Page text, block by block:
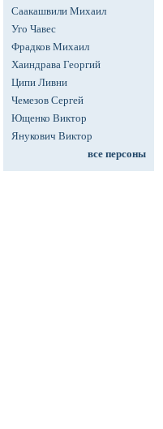
Саакашвили Михаил
Уго Чавес
Фрадков Михаил
Хаиндрава Георгий
Ципи Ливни
Чемезов Сергей
Ющенко Виктор
Янукович Виктор
все персоны